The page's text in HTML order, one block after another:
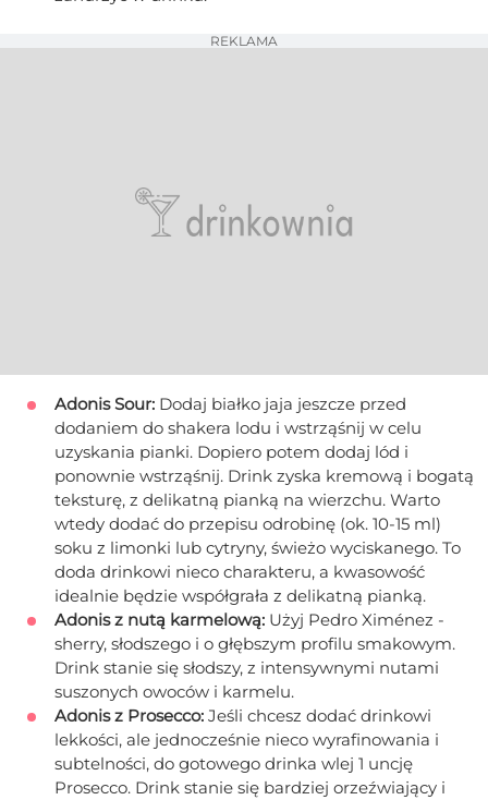
REKLAMA
Adonis Sour: Dodaj białko jaja jeszcze przed
dodaniem do shakera lodu i wstrząśnij w celu
uzyskania pianki. Dopiero potem dodaj lód i
ponownie wstrząśnij. Drink zyska kremową i bogatą
teksturę, z delikatną pianką na wierzchu. Warto
wtedy dodać do przepisu odrobinę (ok. 10-15 ml)
soku z limonki lub cytryny, świeżo wyciskanego. To
doda drinkowi nieco charakteru, a kwasowość
idealnie będzie współgrała z delikatną pianką.
Adonis z nutą karmelową: Użyj Pedro Ximénez -
sherry, słodszego i o głębszym profilu smakowym.
Drink stanie się słodszy, z intensywnymi nutami
suszonych owoców i karmelu.
Adonis z Prosecco: Jeśli chcesz dodać drinkowi
lekkości, ale jednocześnie nieco wyrafinowania i
subtelności, do gotowego drinka wlej 1 uncję
Prosecco. Drink stanie się bardziej orzeźwiający i